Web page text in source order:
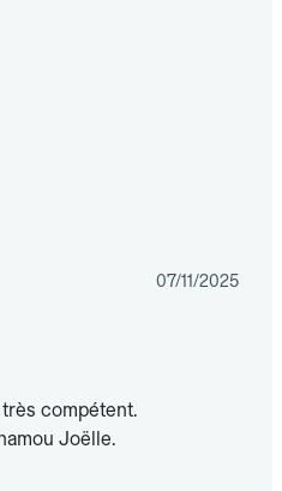
07/11/2025
compétent.
Joëlle.